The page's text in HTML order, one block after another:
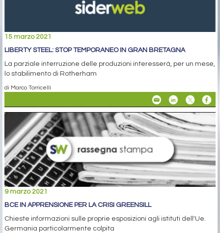
15 marzo 2021
LIBERTY STEEL: STOP TEMPORANEO IN GRAN BRETAGNA
La parziale interruzione delle produzioni interesserà, per un mese,
lo stabilimento di Rotherham
di Marco Torricelli
9 marzo 2021
BCE IN APPRENSIONE PER LA CRISI GREENSILL
Chieste informazioni sulle proprie esposizioni agli istituti dell'Ue.
Germania particolarmente colpita